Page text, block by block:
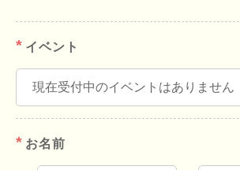
イベント
お名前